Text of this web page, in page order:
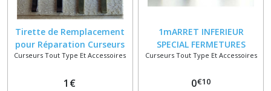
Tirette de Remplacement
pour Réparation Curseurs
No 4 à 7 , Bronze , Canon ,
Curseurs Tout Type Et Accessoires
1 €
1mARRET INFERIEUR
SPECIAL FERMETURES
INJECTE ou METAL ou
Curseurs Tout Type Et Accessoires
0€10